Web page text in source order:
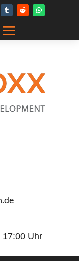
17:00 Uhr